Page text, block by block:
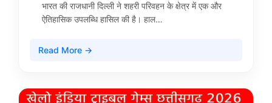
भारत की राजधानी दिल्ली ने शहरी परिवहन के क्षेत्र में एक और
ऐतिहासिक उपलब्धि हासिल की है। हाल…
Read More →